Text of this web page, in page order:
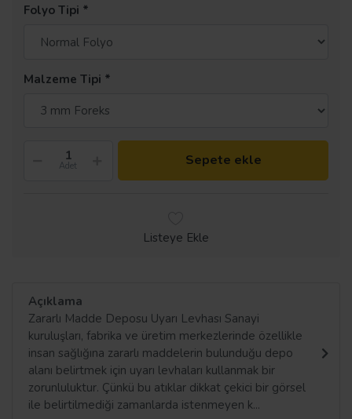
Folyo Tipi
Malzeme Tipi
Adet Sepete ekle
Listeye Ekle
Açıklama
Zararlı Madde Deposu Uyarı Levhası Sanayi
kuruluşları, fabrika ve üretim merkezlerinde özellikle
insan sağlığına zararlı maddelerin bulunduğu depo
alanı belirtmek için uyarı levhaları kullanmak bir
zorunluluktur. Çünkü bu atıklar dikkat çekici bir görsel
ile belirtilmediği zamanlarda istenmeyen k...